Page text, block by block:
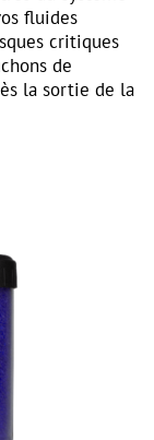
fluides
critiques
de
la sortie de la